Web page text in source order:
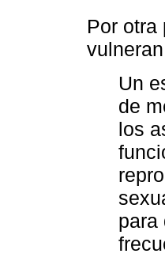
Por otra
Un
de
los
para